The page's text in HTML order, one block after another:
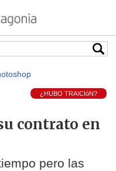
¿HUBO TRAICIóN?
contrato en
pero las